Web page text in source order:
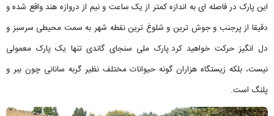
این پارک در فاصله ای به اندازه کمتر از یک ساعت و نیم از دروازه هند واقع شده و
دقیقا از پرجنب و جوش ترین و شلوغ ترین نقطه شهر به سمت محیطی سرسبز و
دل انگیز حرکت خواهید کرد.پارک ملی سنجای گاندی تنها یک پارک معمولی
نیست، بلکه زیستگاه هزاران گونه حیوانات مختلف نظیر گربه سانانی چون ببر و
پلنگ است.